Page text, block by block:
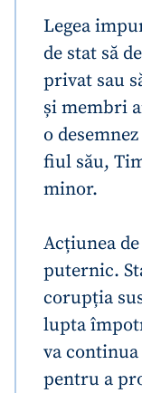
Legea
de stat să
privat sau
și membri
o
fiul său,
minor.
Acțiunea
puternic.
corupția
lupta
va
pentru a